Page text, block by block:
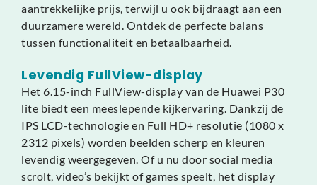
aantrekkelijke prijs, terwijl u ook bijdraagt aan een
duurzamere wereld. Ontdek de perfecte balans
tussen functionaliteit en betaalbaarheid.
Levendig FullView-display
Het 6.15-inch FullView-display van de Huawei P30
lite biedt een meeslepende kijkervaring. Dankzij de
IPS LCD-technologie en Full HD+ resolutie (1080 x
2312 pixels) worden beelden scherp en kleuren
levendig weergegeven. Of u nu door social media
scrolt, video’s bekijkt of games speelt, het display